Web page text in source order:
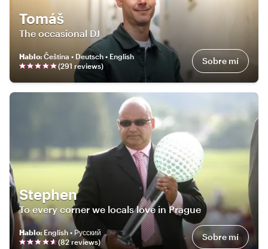
Tomáš
The occasional DJ
Hablo: Čeština • Deutsch • English
(291 reviews) Sobre mí
Stephen
To every corner we locals love in Prague
Hablo: English • Русский
(82reviews) Sobre mí